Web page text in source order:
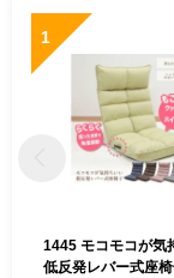
1
1445 モコモコが気
低反発レバー式座